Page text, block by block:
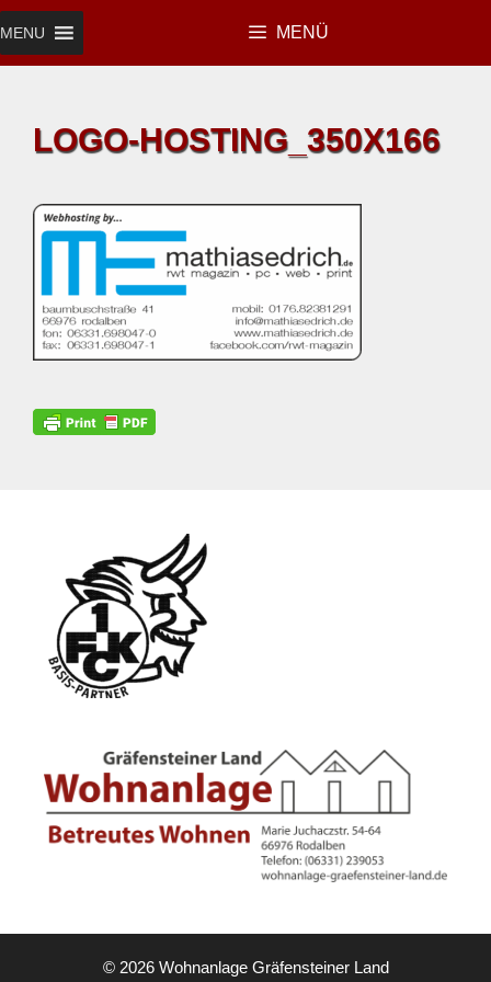
Zum
Inhalt
MENÜ
MENU
LOGO-HOSTING_350X166
© 2026 Wohnanlage Gräfensteiner Land